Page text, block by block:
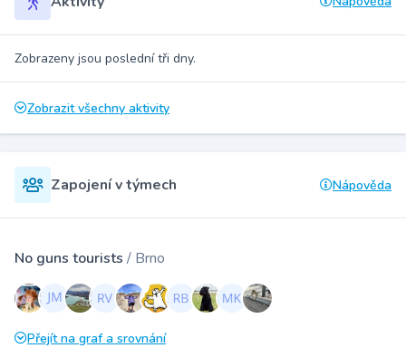
Zobrazeny jsou poslední tři dny.
Zobrazit všechny aktivity
Zapojení v týmech Nápověda
No guns tourists / Brno
Přejít na graf a srovnání